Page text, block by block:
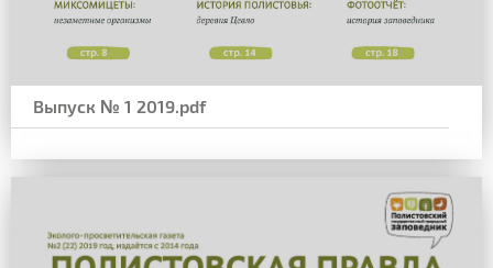
Выпуск № 1 2019.pdf